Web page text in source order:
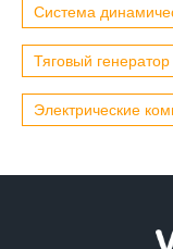
Система
Тяговый генератор
Электрические